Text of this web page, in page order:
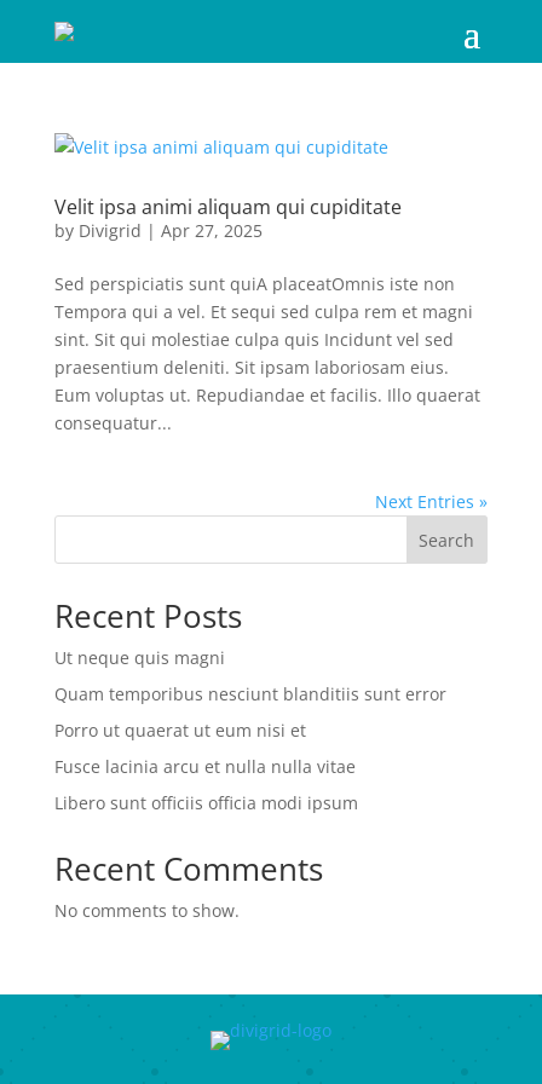
Velit ipsa animi aliquam qui cupiditate
by Divigrid | Apr 27, 2025
Sed perspiciatis sunt quiA placeatOmnis iste non
Tempora qui a vel. Et sequi sed culpa rem et magni
sint. Sit qui molestiae culpa quis Incidunt vel sed
praesentium deleniti. Sit ipsam laboriosam eius.
Eum voluptas ut. Repudiandae et facilis. Illo quaerat
consequatur...
Next Entries »
Search
Recent Posts
Ut neque quis magni
Quam temporibus nesciunt blanditiis sunt error
Porro ut quaerat ut eum nisi et
Fusce lacinia arcu et nulla nulla vitae
Libero sunt officiis officia modi ipsum
Recent Comments
No comments to show.